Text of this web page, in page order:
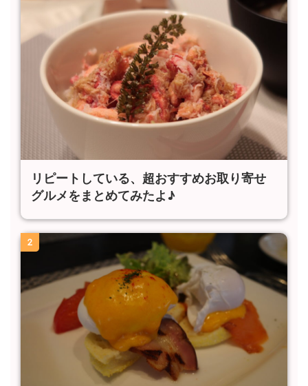
リピートしている、超おすすめお取り寄せ
グルメをまとめてみたよ♪
2